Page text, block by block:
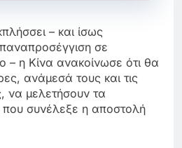
– και ίσως
σε
– η Κίνα ανακοίνωσε ότι θα
ανάμεσά τους και τις
να μελετήσουν τα
που συνέλεξε η αποστολή